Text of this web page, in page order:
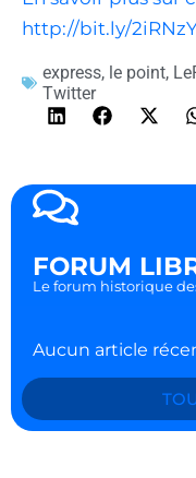
http://bit.ly/
express, le point,
Twitter
FORUM
Le forum historique
Aucun article